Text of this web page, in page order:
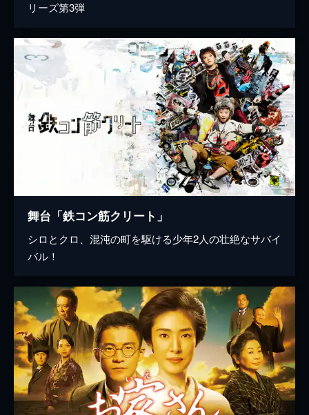
リーズ第3弾
舞台「鉄コン筋クリート」
シロとクロ、混沌の町を駆ける少年2人の壮絶なサバイ
バル！